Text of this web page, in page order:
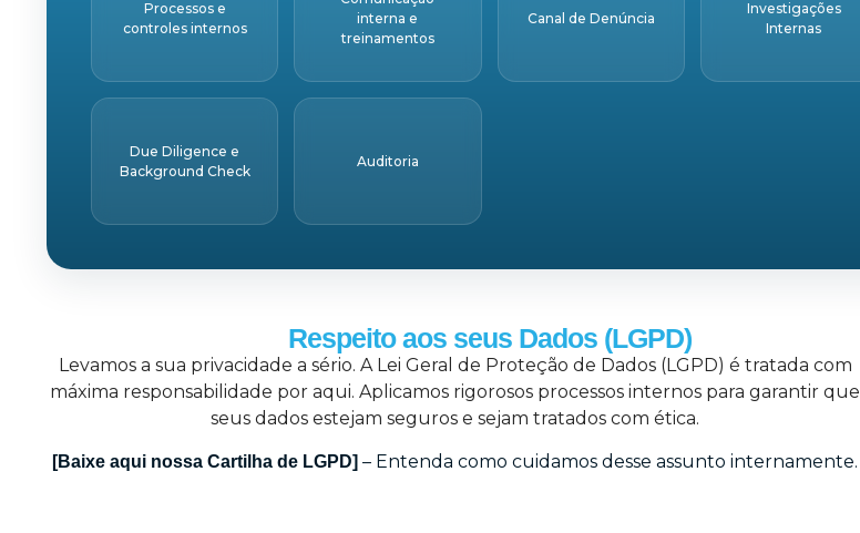
Processos e
controles internos
interna e
treinamentos
Canal de Denúncia
Investigações
Internas
Due Diligence e
Background Check
Auditoria
Respeito aos seus Dados (LGPD)
Levamos a sua privacidade a sério. A Lei Geral de Proteção de Dados (LGPD) é tratada com
máxima responsabilidade por aqui. Aplicamos rigorosos processos internos para garantir que
seus dados estejam seguros e sejam tratados com ética.
[Baixe aqui nossa Cartilha de LGPD] – Entenda como cuidamos desse assunto internamente.